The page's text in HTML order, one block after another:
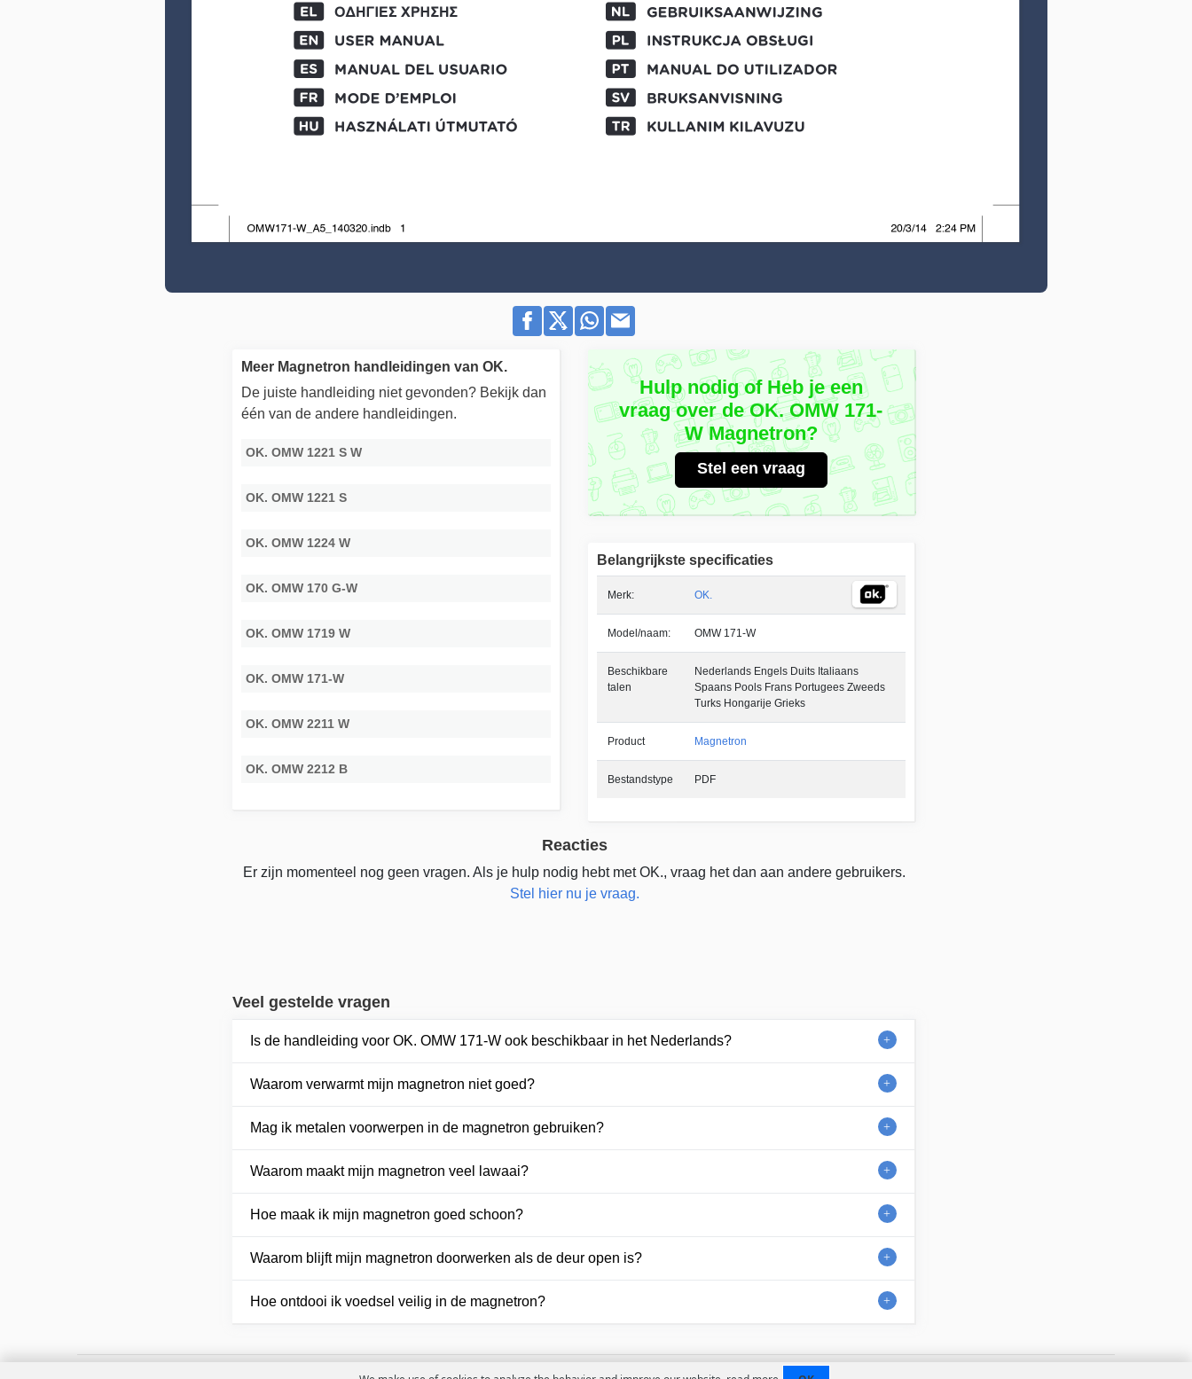
Hulp nodig of Heb je een
vraag over de OK. OMW 171-
W Magnetron?
Stel een vraag
Belangrijkste specificaties
Merk: OK.
Model/naam: OMW 171-W
Beschikbare
talen
Nederlands Engels Duits Italiaans
Spaans Pools Frans Portugees Zweeds
Turks Hongarije Grieks
Product Magnetron
Bestandstype PDF
Meer Magnetron handleidingen van OK.
De juiste handleiding niet gevonden? Bekijk dan
één van de andere handleidingen.
OK. OMW 1221 S W
OK. OMW 1221 S
OK. OMW 1224 W
OK. OMW 170 G-W
OK. OMW 1719 W
OK. OMW 171-W
OK. OMW 2211 W
OK. OMW 2212 B
Reacties
Er zijn momenteel nog geen vragen. Als je hulp nodig hebt met OK., vraag het dan aan andere gebruikers.
Stel hier nu je vraag.
Veel gestelde vragen
Is de handleiding voor OK. OMW 171-W ook beschikbaar in het Nederlands?
Waarom verwarmt mijn magnetron niet goed?
Mag ik metalen voorwerpen in de magnetron gebruiken?
Waarom maakt mijn magnetron veel lawaai?
Hoe maak ik mijn magnetron goed schoon?
Waarom blijft mijn magnetron doorwerken als de deur open is?
Hoe ontdooi ik voedsel veilig in de magnetron?
Contact